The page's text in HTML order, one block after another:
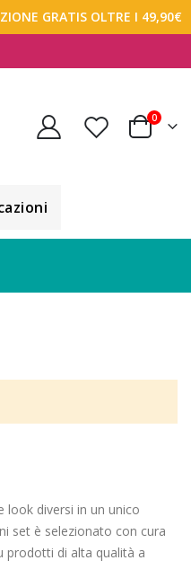
GRATIS OLTRE I 49,90€
Carrello
0
look diversi in un unico
set è selezionato con cura
prodotti di alta qualità a